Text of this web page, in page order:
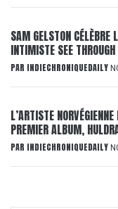
SAM GELSTON CÉLÈBRE
INTIMISTE SEE THROUGH
PAR INDIECHRONIQUEDAILY
L’ARTISTE
PREMIER ALBUM,
PAR INDIECHRONIQUEDAILY